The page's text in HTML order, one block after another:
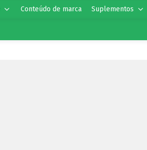
Conteúdo de marca Suplementos